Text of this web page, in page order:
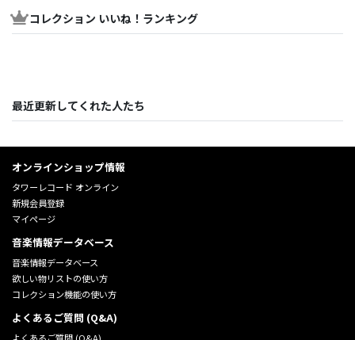
コレクション いいね！ランキング
最近更新してくれた人たち
オンラインショップ情報
タワーレコード オンライン
新規会員登録
マイページ
音楽情報データベース
音楽情報データベース
欲しい物リストの使い方
コレクション機能の使い方
よくあるご質問 (Q&A)